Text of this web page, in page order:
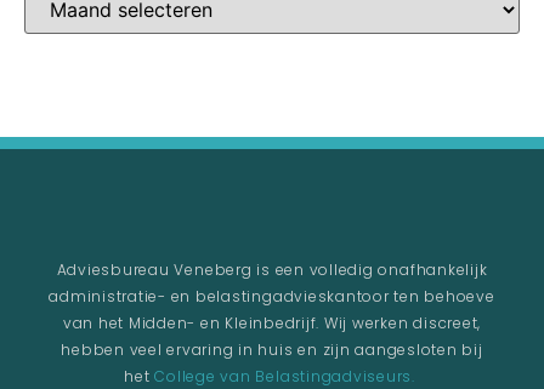
Adviesbureau Veneberg is een volledig onafhankelijk
administratie- en belastingadvieskantoor ten behoeve
van het Midden- en Kleinbedrijf. Wij werken discreet,
hebben veel ervaring in huis en zijn aangesloten bij
hetCollege van Belastingadviseurs.